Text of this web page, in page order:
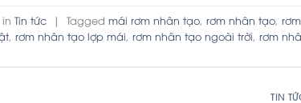
in Tin tức | Tagged mái rơm nhân tạo, rơm nhân tạo,
, rơm nhân tạo lợp mái, rơm nhân tạo ngoài trời, rơm
TIN